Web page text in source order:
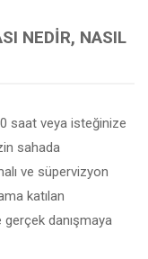
NEDIR, NASIL
saat veya isteğinize
sahada
ve süpervizyon
katılan
danışmaya